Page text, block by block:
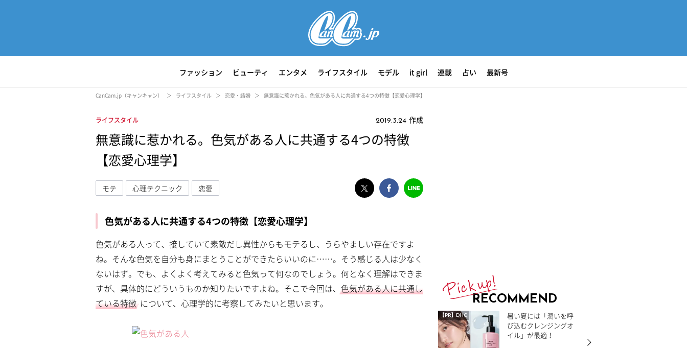
ファッション ビューティ エンタメ ライフスタイル モデル it girl 連載 占い 最新号
CanCam.jp（キャンキャン） ライフスタイル 恋愛・結婚 無意識に惹かれる。色気がある人に共通する4つの特徴【恋愛心理学】
ライフスタイル 2019.3.24 作成
無意識に惹かれる。色気がある人に共通する4つの特徴
【恋愛心理学】
モテ 心理テクニック 恋愛
U
n
u
e
/
L
o
d
e
d
:
5
色気がある人に共通する4つの特徴【恋愛心理学】
色気がある人って、接していて素敵だし異性からもモテるし、うらやましい存在ですよ
ね。そんな色気を自分も身にまとうことができたらいいのに……。そう感じる人は少なく
ないはず。でも、よくよく考えてみると色気って何なのでしょう。何となく理解はできま
すが、具体的にどういうものか知りたいですよね。そこで今回は、 色気がある人に共通し
ている特徴 について、心理学的に考察してみたいと思います。 RECOMMEND
【PR】DHC
暑い夏には「潤いを呼
び込むクレンジングオ
イル」が最適！